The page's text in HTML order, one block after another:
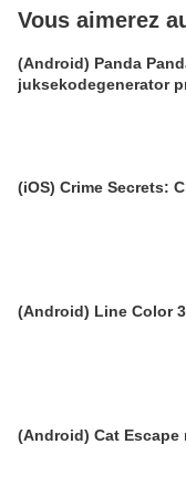
Vous aimerez
(Android) Panda
juksekodegenerator
(iOS) Crime Secrets:
(Android) Line Color
(Android) Cat